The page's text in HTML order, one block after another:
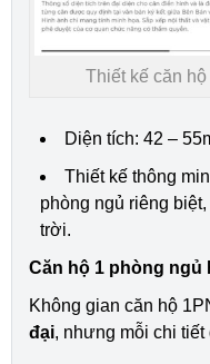
Thiết kế căn
Diện tích: 42 –
Thiết kế thông
phòng ngủ riêng
trời.
Căn hộ 1 phòng ngủ
Không gian căn hộ
đại, nhưng mỗi chi tiết